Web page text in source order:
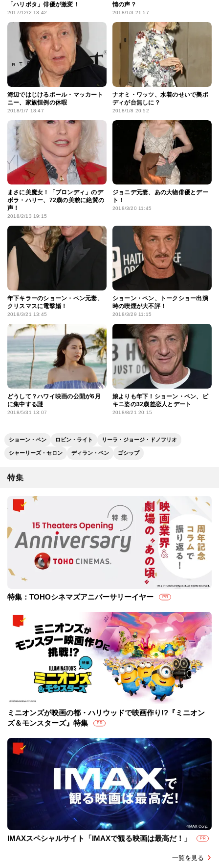
「ハリポタ」俳優が激変！
2017/12/2 13:42
情の声？
2018/1/3 21:57
海辺ではじけるポール・マッカート
ニー、家族恒例の休暇
2018/1/7 18:47
ナオミ・ワッツ、水着のせいで美ボ
ディが台無しに？
2018/1/8 20:52
まさに美魔女！「ブロンディ」のデ
ボラ・ハリー、72歳の美貌に絶賛の
声！
2018/2/13 19:15
ジョニデ元妻、あの大物俳優とデー
ト！
2018/3/20 11:45
年下キラーのショーン・ペン元妻、
クリスマスに電撃婚！
2018/3/21 13:45
ショーン・ペン、トークショー出演
時の喫煙が大不評！
2018/3/29 11:15
どうして？ハワイ映画の公開が6月
に集中する謎
2018/5/31 13:07
娘よりも年下！ショーン・ペン、ビ
キニ姿の32歳差恋人とデート
2018/8/21 20:15
ショーン・ペン ロビン・ライト リーラ・ジョージ・ドノフリオ
シャーリーズ・セロン ディラン・ペン ゴシップ
特集
特集：TOHOシネマズアニバーサリーイヤー PR
ミニオンズが映画の都・ハリウッドで映画作り!?『ミニオン
ズ＆モンスターズ』特集
PR
IMAXスペシャルサイト「IMAXで観る映画は最高だ！」 PR
一覧を見る